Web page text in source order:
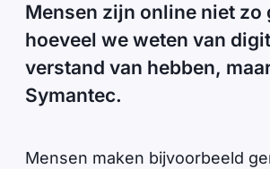
Mensen zijn online niet zo
hoeveel we weten van
verstand van hebben,
Symantec.
Mensen maken bijvoorbeeld